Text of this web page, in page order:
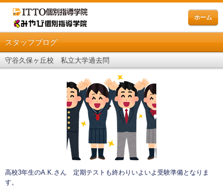
ホーム
スタッフブログ
守谷久保ヶ丘校 私立大学過去問
高校3年生のA.K.さん 定期テストも終わりいよいよ受験準備となりま
す。